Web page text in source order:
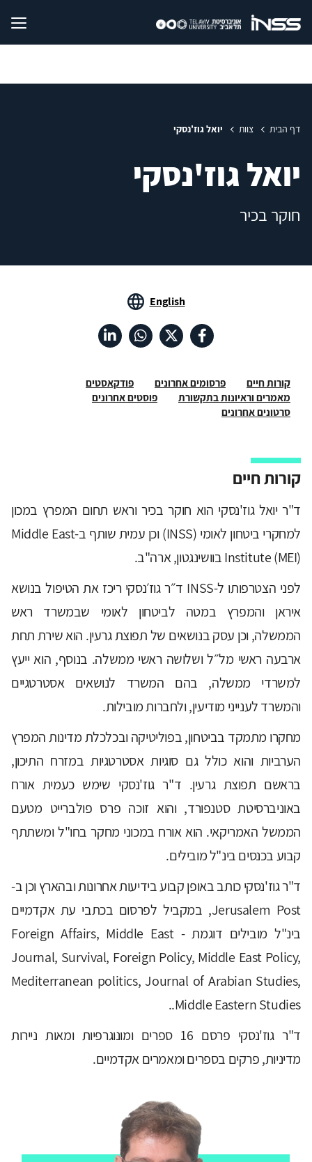
דף הבית צוות יואל גוז'נסקי
יואל גוז'נסקי
חוקר בכיר
English
קורות חיים פרסומים אחרונים
פודקאסטים
מאמרים וראיונות בתקשורת
פוסטים אחרונים
סרטונים אחרונים
קורות חיים
ד"ר יואל גוז'נסקי הוא חוקר בכיר וראש תחום המפרץ במכון
למחקרי ביטחון לאומי (INSS) וכן עמית שותף ב-Middle East
Institute (MEI) בוושינגטון, ארה"ב.
לפני הצטרפותו ל-INSS ד״ר גוז׳נסקי ריכז את הטיפול בנושא
איראן והמפרץ במטה לביטחון לאומי שבמשרד ראש
הממשלה, וכן עסק בנושאים של תפוצת גרעין. הוא שירת תחת
ארבעה ראשי מל״ל ושלושה ראשי ממשלה. בנוסף, הוא ייעץ
למשרדי ממשלה, בהם המשרד לנושאים אסטרטגיים
והמשרד לענייני מודיעין, ולחברות מובילות.
מחקרו מתמקד בביטחון, בפוליטיקה ובכלכלת מדינות המפרץ
הערביות והוא כולל גם סוגיות אסטרטגיות במזרח התיכון,
בראשם תפוצת גרעין. ד"ר גוז'נסקי שימש כעמית אורח
באוניברסיטת סטנפורד, והוא זוכה פרס פולברייט מטעם
הממשל האמריקאי. הוא אורח במכוני מחקר בחו"ל ומשתתף
קבוע בכנסים בינ"ל מובילים.
ד"ר גוז'נסקי כותב באופן קבוע בידיעות אחרונות ובהארץ וכן ב-
Jerusalem Post, במקביל לפרסום בכתבי עת אקדמיים
בינ"ל מובילים דוגמת - Foreign Affairs, Middle East
Journal, Survival, Foreign Policy, Middle East Policy,
Mediterranean politics, Journal of Arabian Studies,
Middle Eastern Studies..
ד"ר גוז'נסקי פרסם 16 ספרים ומונוגרפיות ומאות ניירות
מדיניות, פרקים בספרים ומאמרים אקדמיים.